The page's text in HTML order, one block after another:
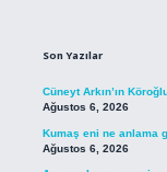
Son Yazılar
Cüneyt Arkın’ın
Ağustos 6, 2026
Kumaş eni ne anlama
Ağustos 6, 2026